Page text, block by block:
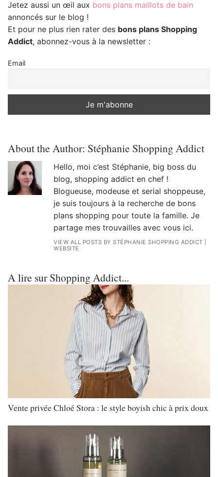
Jetez aussi un œil aux bons plans maillots de bain
annoncés sur le blog !
Et pour ne plus rien rater des bons plans Shopping
Addict, abonnez-vous à la newsletter :
Email
About the Author: Stéphanie Shopping Addict
Hello, moi c’est Stéphanie, big boss du
blog, shopping addict en chef !
Blogueuse, modeuse et serial shoppeuse,
je suis toujours à la recherche de bons
plans shopping pour toute la famille. Je
partage mes trouvailles avec vous ici.
VIEW ALL POSTS BY STÉPHANIE SHOPPING ADDICT
WEBSITE
A lire sur Shopping Addict...
Vente privée Chloé Stora : le style boyish chic à prix doux